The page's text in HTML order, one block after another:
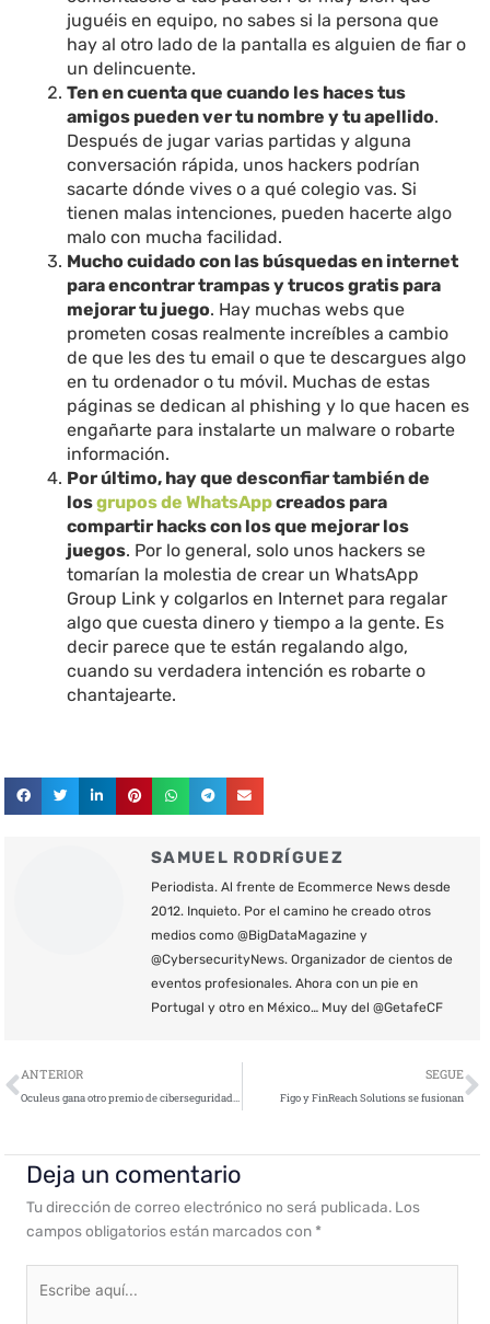
juguéis en equipo, no sabes si la persona que
hay al otro lado de la pantalla es alguien de fiar o
un delincuente.
Ten en cuenta que cuando les haces tus
amigos pueden ver tu nombre y tu apellido.
Después de jugar varias partidas y alguna
conversación rápida, unos hackers podrían
sacarte dónde vives o a qué colegio vas. Si
tienen malas intenciones, pueden hacerte algo
malo con mucha facilidad.
Mucho cuidado con las búsquedas en internet
para encontrar trampas y trucos gratis para
mejorar tu juego. Hay muchas webs que
prometen cosas realmente increíbles a cambio
de que les des tu email o que te descargues algo
en tu ordenador o tu móvil. Muchas de estas
páginas se dedican al phishing y lo que hacen es
engañarte para instalarte un malware o robarte
información.
Por último, hay que desconfiar también de
losgrupos de WhatsAppcreados para
compartir hacks con los que mejorar los
juegos. Por lo general, solo unos hackers se
tomarían la molestia de crear un WhatsApp
Group Link y colgarlos en Internet para regalar
algo que cuesta dinero y tiempo a la gente. Es
decir parece que te están regalando algo,
cuando su verdadera intención es robarte o
chantajearte.
SAMUEL RODRÍGUEZ
Periodista. Al frente de Ecommerce News desde
2012. Inquieto. Por el camino he creado otros
medios como @BigDataMagazine y
@CybersecurityNews. Organizador de cientos de
eventos profesionales. Ahora con un pie en
Portugal y otro en México… Muy del @GetafeCF
Ant
ANTERIOR
Oculeus gana otro premio de ciberseguridad por proteger a las empresas contra el hackeo de PBX y el fraude de llamadas
SEGUE
Figo y FinReach Solutions se fusionan
Deja un comentario
Tu dirección de correo electrónico no será publicada. Los
campos obligatorios están marcados con *
aquí...